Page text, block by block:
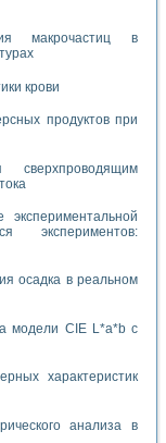
макрочастиц в
крови
продуктов при
сверхпроводящим
осадка в реальном
модели CIE L*a*b с
характеристик
анализа в